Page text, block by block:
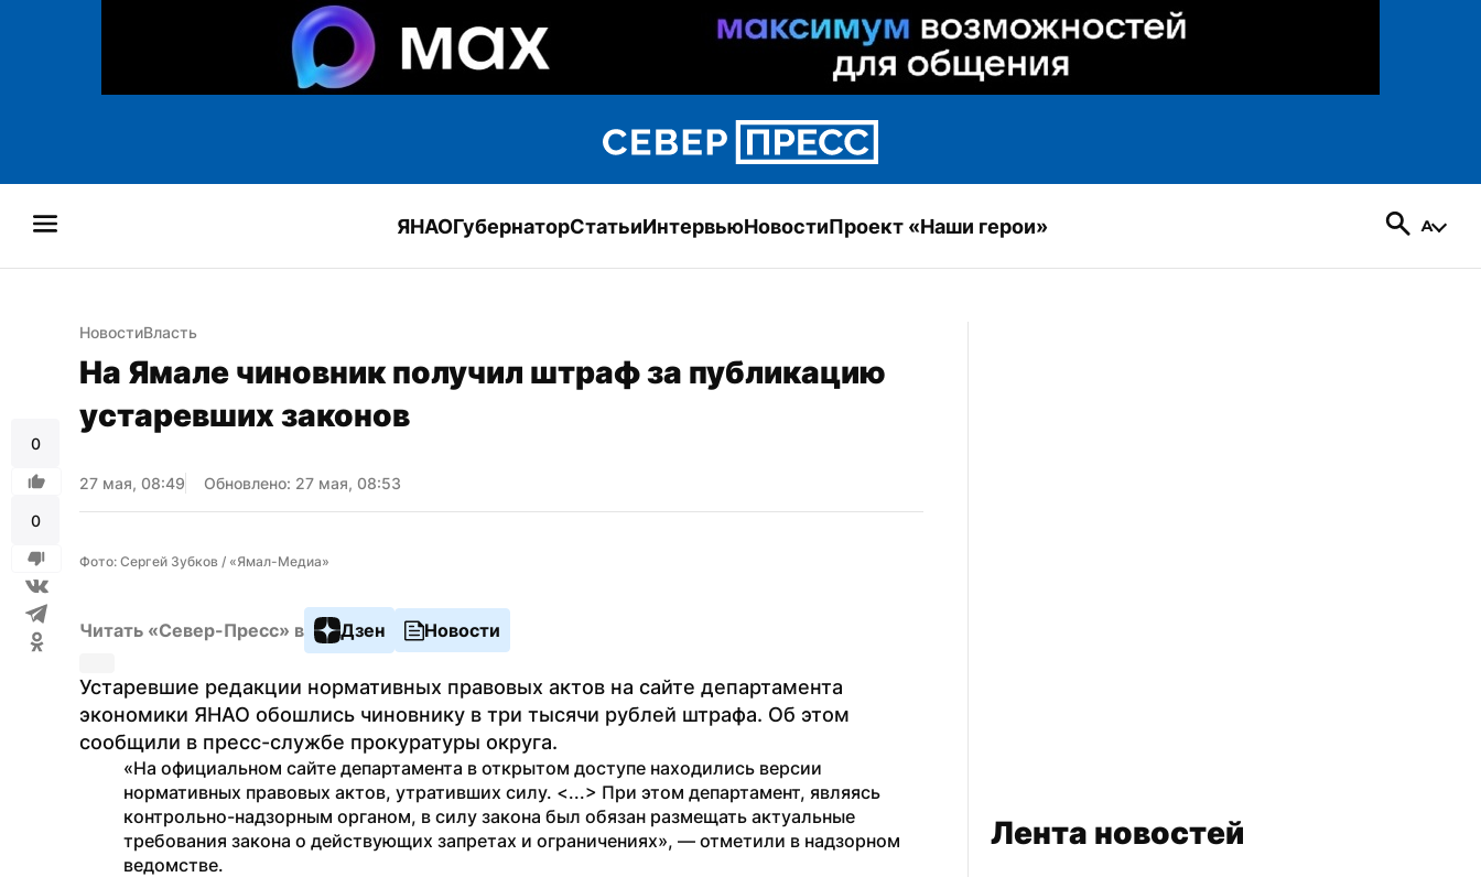
ЯНАОГубернаторСтатьиИнтервьюНовостиПроект «Наши герои»
0
0
НовостиВласть
На Ямале чиновник получил штраф за публикацию
устаревших законов
27 мая, 08:49 Обновлено: 27 мая, 08:53
Фото: Сергей Зубков / «Ямал-Медиа»
Читать «Север-Пресс» в Дзен Новости
Устаревшие редакции нормативных правовых актов на сайте департамента
экономики ЯНАО обошлись чиновнику в три тысячи рублей штрафа. Об этом
сообщили в пресс-службе прокуратуры округа.
«На официальном сайте департамента в открытом доступе находились версии
нормативных правовых актов, утративших силу. <...> При этом департамент, являясь
контрольно-надзорным органом, в силу закона был обязан размещать актуальные
требования закона о действующих запретах и ограничениях», — отметили в надзорном
ведомстве.
Лента новостей